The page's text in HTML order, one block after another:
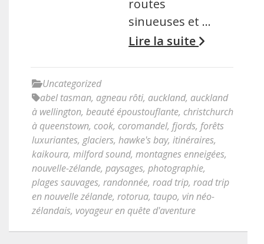
routes
sinueuses et …
Lire la suite
Uncategorized
abel tasman, agneau rôti, auckland, auckland
à wellington, beauté époustouflante, christchurch
à queenstown, cook, coromandel, fjords, forêts
luxuriantes, glaciers, hawke's bay, itinéraires,
kaikoura, milford sound, montagnes enneigées,
nouvelle-zélande, paysages, photographie,
plages sauvages, randonnée, road trip, road trip
en nouvelle zélande, rotorua, taupo, vin néo-
zélandais, voyageur en quête d'aventure